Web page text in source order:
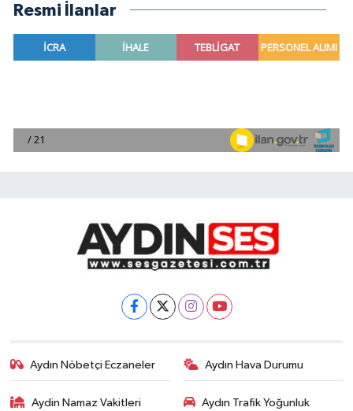
Resmi İlanlar
Aydın Nöbetçi Eczaneler Aydın Hava Durumu
Aydin Namaz Vakitleri Aydın Trafik Yoğunluk